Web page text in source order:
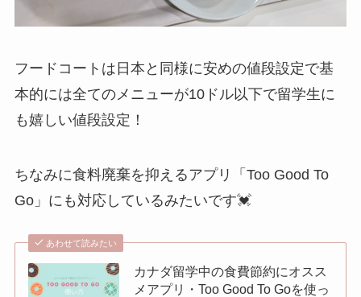
フードコートは日本と同様に安めの値段設定で基
本的には全てのメニューが10ドル以下で留学生に
も嬉しい値段設定！
ちなみに食料廃棄を抑えるアプリ「Too Good To
Go」にも対応しているみたいです💓
あわせて読みたい
カナダ留学中の食費節約にオスス
メアプリ・Too Good To Goを使っ